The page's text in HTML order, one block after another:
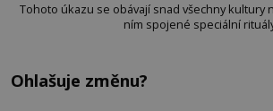
Tohoto úkazu se obávají snad všechny kultury
ním spojené speciální
Ohlašuje změnu?